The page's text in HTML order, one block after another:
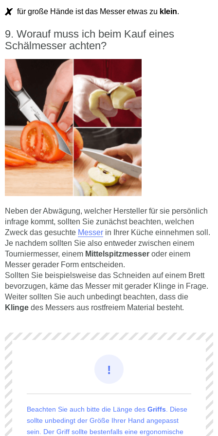
für große Hände ist das Messer etwas zu klein.
Worauf muss ich beim Kauf eines
Schälmesser achten?
Neben der Abwägung, welcher Hersteller für sie persönlich
infrage kommt, sollten Sie zunächst beachten, welchen
Zweck das gesuchte Messer in Ihrer Küche einnehmen soll.
Je nachdem sollten Sie also entweder zwischen einem
Tourniermesser, einem Mittelspitzmesser oder einem
Messer gerader Form entscheiden.
Sollten Sie beispielsweise das Schneiden auf einem Brett
bevorzugen, käme das Messer mit gerader Klinge in Frage.
Weiter sollten Sie auch unbedingt beachten, dass die
Klinge des Messers aus rostfreiem Material besteht.
Beachten Sie auch bitte die Länge des Griffs . Diese
sollte unbedingt der Größe Ihrer Hand angepasst
sein. Der Griff sollte bestenfalls eine ergonomische